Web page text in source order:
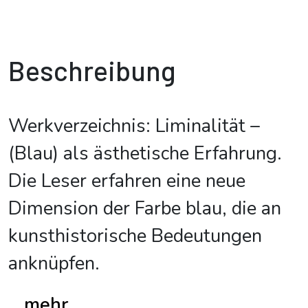
Beschreibung
Werkverzeichnis: Liminalität –
(Blau) als ästhetische Erfahrung.
Die Leser erfahren eine neue
Dimension der Farbe blau, die an
kunsthistorische Bedeutungen
anknüpfen.